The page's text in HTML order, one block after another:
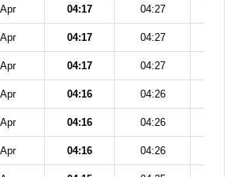
04:17 04:27
04:17 04:27
04:17 04:27
04:16 04:26
04:16 04:26
04:16 04:26